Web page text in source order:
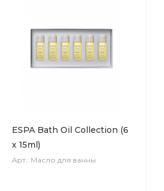
ESPA Bath Oil Collection (6
x 15ml)
Арт.: Масло для ванны